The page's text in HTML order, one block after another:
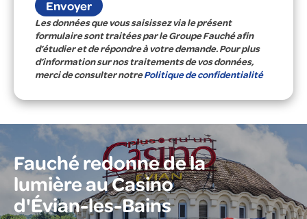
Les données que vous saisissez via le présent
formulaire sont traitées par le Groupe Fauché afin
d’étudier et de répondre à votre demande. Pour plus
d’information sur nos traitements de vos données,
merci de consulter notrePolitique de confidentialité
Fauché redonne de la
lumière au Casino
d'Évian-les-Bains